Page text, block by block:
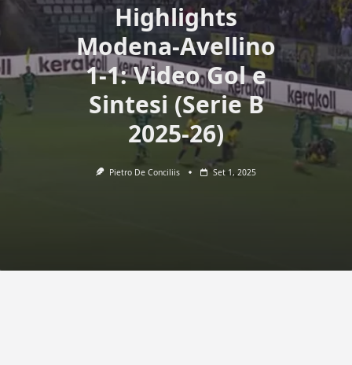
Highlights
Modena-Avellino
1-1: Video Gol e
Sintesi (Serie B
2025-26)
Pietro De Conciliis Set 1, 2025